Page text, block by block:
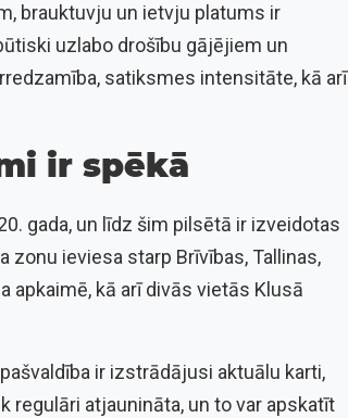
brauktuvju un ietvju platums ir
uzlabo drošību gājējiem un
satiksmes intensitāte, kā arī
ir spēkā
gada, un līdz šim pilsētā ir izveidotas
ieviesa starp Brīvības, Tallinas,
apkaimē, kā arī divās vietās Klusā
ir izstrādājusi aktuālu karti,
regulāri atjaunināta, un to var apskatīt